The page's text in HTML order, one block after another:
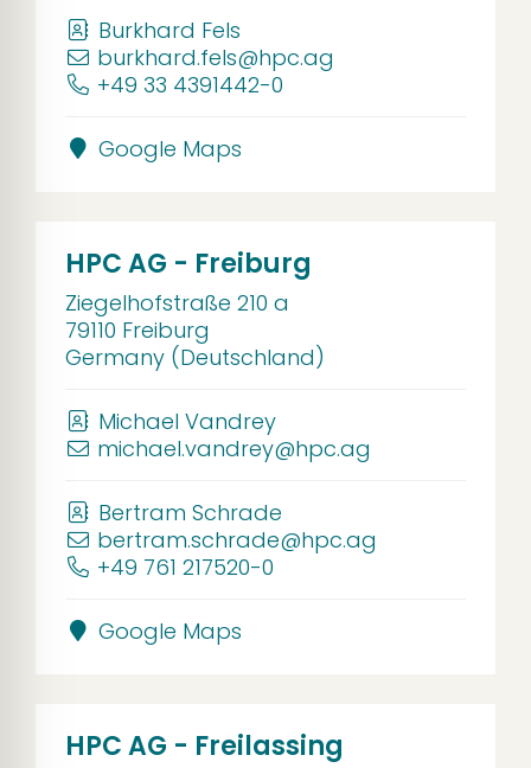
Burkhard Fels
burkhard.fels@hpc.ag
+49 33 4391442-0
Google Maps
HPC AG - Freiburg
Ziegelhofstraße 210 a
79110 Freiburg
Germany (Deutschland)
Michael Vandrey
michael.vandrey@hpc.ag
Bertram Schrade
bertram.schrade@hpc.ag
+49 761 217520-0
Google Maps
HPC AG - Freilassing